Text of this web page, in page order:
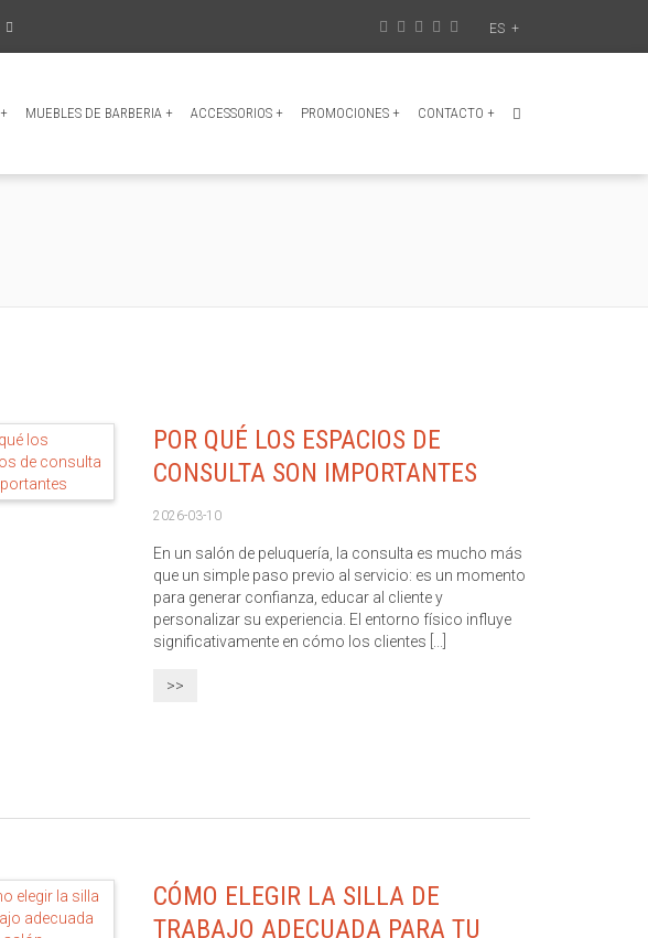
ES +
+ MUEBLES DE BARBERIA + ACCESSORIOS + PROMOCIONES + CONTACTO +
POR QUÉ LOS ESPACIOS DE
CONSULTA SON IMPORTANTES
2026-03-10
En un salón de peluquería, la consulta es mucho más
que un simple paso previo al servicio: es un momento
para generar confianza, educar al cliente y
personalizar su experiencia. El entorno físico influye
significativamente en cómo los clientes [...]
>>
CÓMO ELEGIR LA SILLA DE
TRABAJO ADECUADA PARA TU